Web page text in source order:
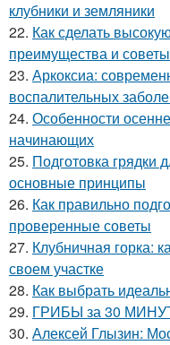
клубники и земляники
22. Как сделать
преимущества и советы
23. Аркоксиа:
воспалительных
24. Особенности
начинающих
25. Подготовка грядки
основные принципы
26. Как правильно
проверенные советы
27. Клубничная горка:
своем участке
28. Как выбрать
29. ГРИБЫ за 30
30. Алексей Глызин: